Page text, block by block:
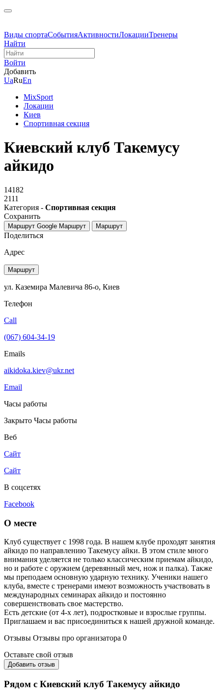
Виды спортаСобытияАктивностиЛокацииТренеры
Найти
Войти
Добавить
UaRuEn
MixSport
Локации
Киев
Спортивная секция
Киевский клуб Такемусу
айкидо
14182
2111
Категория - Спортивная секция
Сохранить
Маршрут Google Маршрут Маршрут
Поделиться
Адрес
Маршрут
ул. Каземира Малевича 86-о, Киев
Телефон
Call
(067) 604-34-19
Emails
aikidoka.kiev@ukr.net
Email
Часы работы
Закрыто Часы работы
Веб
Сайт
Сайт
В соцсетях
Facebook
О месте
Клуб существует с 1998 года. В нашем клубе проходят занятия
айкидо по направлению Такемусу айки. В этом стиле много
внимания уделяется не только классическим приемам айкидо,
но и работе с оружием (деревянный меч, нож и палка). Также
мы преподаем основную ударную технику. Ученики нашего
клуба, вместе с тренерами имеют возможность участвовать в
международных семинарах айкидо и постоянно
совершенствовать свое мастерство.
Есть детские (от 4-х лет), подростковые и взрослые группы.
Приглашаем и вас присоединиться к нашей дружной команде.
Отзывы Отзывы про организатора 0
Оставьте свой отзыв
Добавить отзыв
Рядом с Киевский клуб Такемусу айкидо